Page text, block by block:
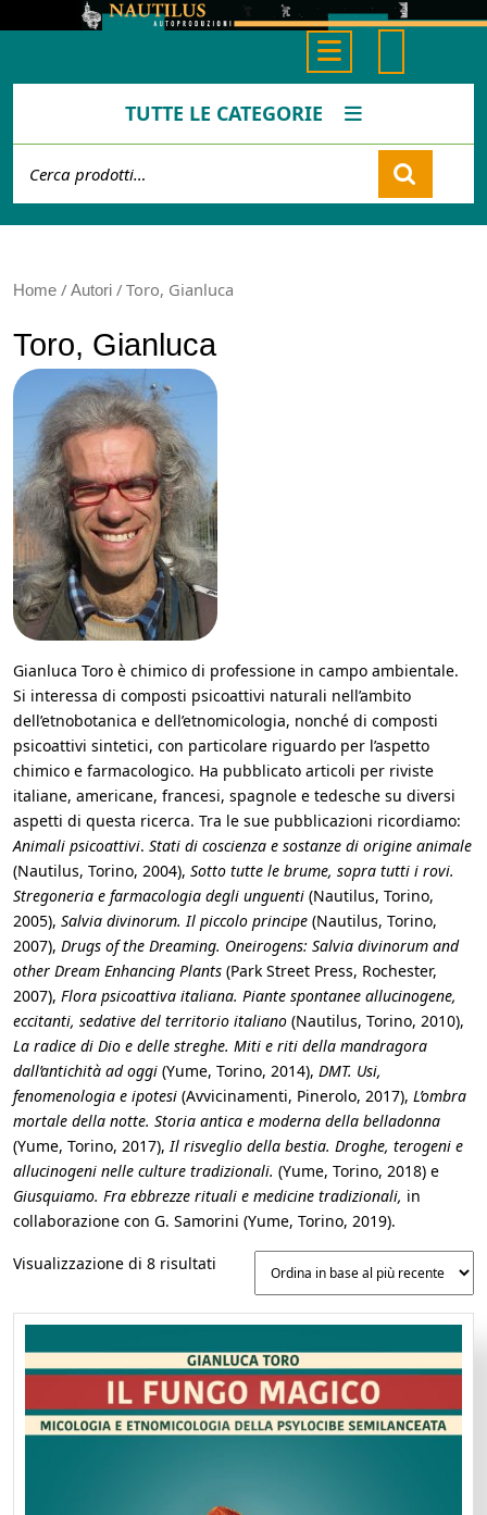
Button
TUTTE LE CATEGORIE
Cart
Home / Autori / Toro, Gianluca
Toro, Gianluca
Gianluca Toro è chimico di professione in campo ambientale.
Si interessa di composti psicoattivi naturali nell’ambito
dell’etnobotanica e dell’etnomicologia, nonché di composti
psicoattivi sintetici, con particolare riguardo per l’aspetto
chimico e farmacologico. Ha pubblicato articoli per riviste
italiane, americane, francesi, spagnole e tedesche su diversi
aspetti di questa ricerca. Tra le sue pubblicazioni ricordiamo:
Animali psicoattivi. Stati di coscienza e sostanze di origine animale
(Nautilus, Torino, 2004), Sotto tutte le brume, sopra tutti i rovi.
Stregoneria e farmacologia degli unguenti (Nautilus, Torino,
2005), Salvia divinorum. Il piccolo principe (Nautilus, Torino,
2007), Drugs of the Dreaming. Oneirogens: Salvia divinorum and
other Dream Enhancing Plants (Park Street Press, Rochester,
2007), Flora psicoattiva italiana. Piante spontanee allucinogene,
eccitanti, sedative del territorio italiano (Nautilus, Torino, 2010),
La radice di Dio e delle streghe. Miti e riti della mandragora
dall’antichità ad oggi (Yume, Torino, 2014), DMT. Usi,
fenomenologia e ipotesi (Avvicinamenti, Pinerolo, 2017), L’ombra
mortale della notte. Storia antica e moderna della belladonna
(Yume, Torino, 2017), Il risveglio della bestia. Droghe, terogeni e
allucinogeni nelle culture tradizionali. (Yume, Torino, 2018) e
Giusquiamo. Fra ebbrezze rituali e medicine tradizionali, in
collaborazione con G. Samorini (Yume, Torino, 2019).
Visualizzazione di 8 risultati
base
più
recente